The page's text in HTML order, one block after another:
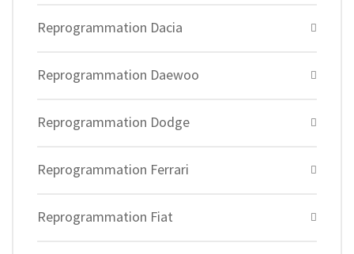
Reprogrammation Dacia
Reprogrammation Daewoo
Reprogrammation Dodge
Reprogrammation Ferrari
Reprogrammation Fiat